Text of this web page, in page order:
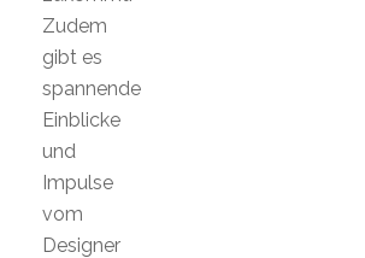
Zudem
gibt es
spannende
Einblicke
und
Impulse
vom
Designer